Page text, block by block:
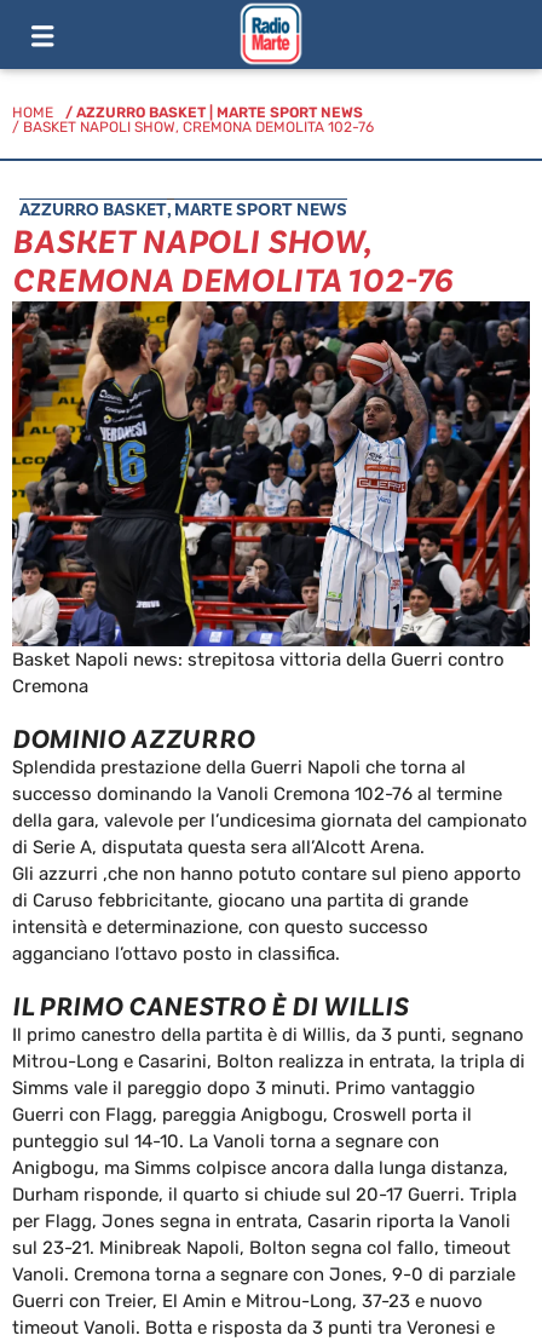
HOME / AZZURRO BASKET| MARTE SPORT NEWS
/ BASKET NAPOLI SHOW, CREMONA DEMOLITA 102-76
AZZURRO BASKET, MARTE SPORT NEWS
BASKET NAPOLI SHOW,
CREMONA DEMOLITA 102-76
Basket Napoli news: strepitosa vittoria della Guerri contro
Cremona
DOMINIO AZZURRO
Splendida prestazione della Guerri Napoli che torna al
successo dominando la Vanoli Cremona 102-76 al termine
della gara, valevole per l’undicesima giornata del campionato
di Serie A, disputata questa sera all’Alcott Arena.
Gli azzurri ,che non hanno potuto contare sul pieno apporto
di Caruso febbricitante, giocano una partita di grande
intensità e determinazione, con questo successo
agganciano l’ottavo posto in classifica.
IL PRIMO CANESTRO È DI WILLIS
Il primo canestro della partita è di Willis, da 3 punti, segnano
Mitrou-Long e Casarini, Bolton realizza in entrata, la tripla di
Simms vale il pareggio dopo 3 minuti. Primo vantaggio
Guerri con Flagg, pareggia Anigbogu, Croswell porta il
punteggio sul 14-10. La Vanoli torna a segnare con
Anigbogu, ma Simms colpisce ancora dalla lunga distanza,
Durham risponde, il quarto si chiude sul 20-17 Guerri. Tripla
per Flagg, Jones segna in entrata, Casarin riporta la Vanoli
sul 23-21. Minibreak Napoli, Bolton segna col fallo, timeout
Vanoli. Cremona torna a segnare con Jones, 9-0 di parziale
Guerri con Treier, El Amin e Mitrou-Long, 37-23 e nuovo
timeout Vanoli. Botta e risposta da 3 punti tra Veronesi e